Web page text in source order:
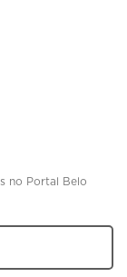
no Portal Belo